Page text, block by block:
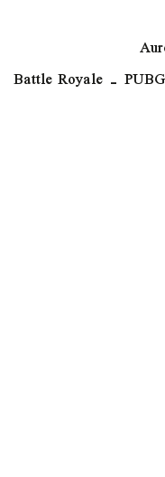
8. Battle Royale -